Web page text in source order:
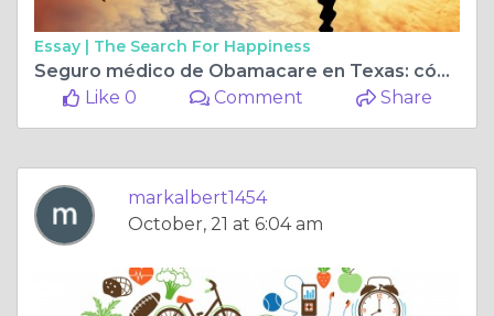
Essay | The Search For Happiness
Seguro médico de Obamacare en Texas: cómo abordar la Ley de Atención Médica Asequible
Like 0
Comment Share
markalbert1454
October, 21 at 6:04 am